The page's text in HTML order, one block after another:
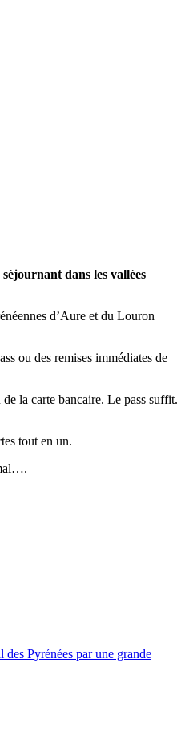
dans les vallées
d’Aure et du Louron
ou des remises immédiates de
la carte bancaire. Le pass suffit.
tout en un.
Pyrénées par une grande